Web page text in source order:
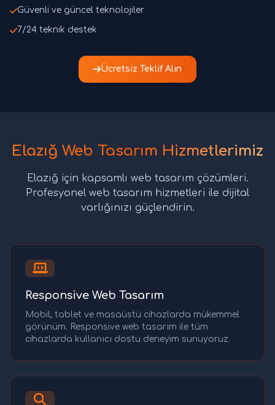
Güvenli ve güncel teknolojiler
7/24 teknik destek
Ücretsiz Teklif Alın
Elazığ Web Tasarım Hizmetlerimiz
Elazığ için kapsamlı web tasarım çözümleri.
Profesyonel web tasarım hizmetleri ile dijital
varlığınızı güçlendirin.
Responsive Web Tasarım
Mobil, tablet ve masaüstü cihazlarda mükemmel
görünüm. Responsive web tasarım ile tüm
cihazlarda kullanıcı dostu deneyim sunuyoruz.